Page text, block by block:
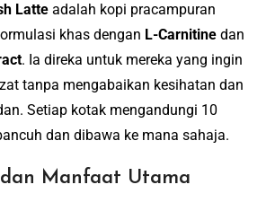
Latte adalah kopi pracampuran
khas dengan L-Carnitine dan
. Ia direka untuk mereka yang ingin
tanpa mengabaikan kesihatan dan
Setiap kotak mengandungi 10
dan dibawa ke mana sahaja.
Manfaat Utama